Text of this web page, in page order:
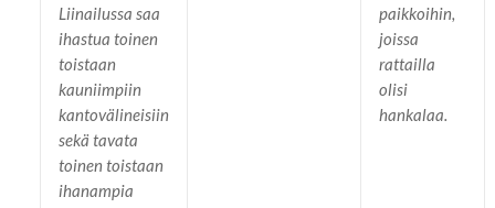
Liinailussa saa
ihastua toinen
toistaan
kauniimpiin
kantovälineisiin
sekä tavata
toinen toistaan
ihanampia
paikkoihin,
joissa
rattailla
olisi
hankalaa.